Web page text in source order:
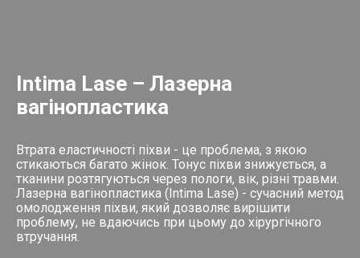
Intima Lase – Лазерна
вагінопластика
Втрата еластичності піхви - це проблема, з якою
стикаються багато жінок. Тонус піхви знижується, а
тканини розтягуються через пологи, вік, різні травми.
Лазерна вагінопластика (Intima Lase) - сучасний метод
омолодження піхви, який дозволяє вирішити
проблему, не вдаючись при цьому до хірургічного
втручання.